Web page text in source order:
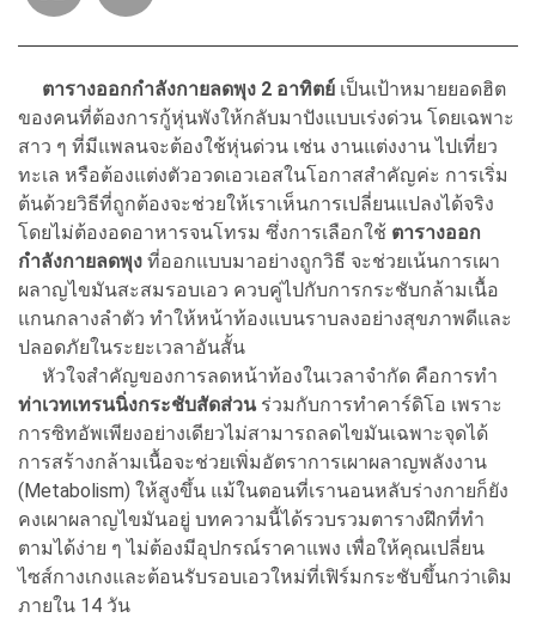
ตารางออกกำลังกายลดพุง 2 อาทิตย์ เป็นเป้าหมายยอดฮิต
ของคนที่ต้องการกู้หุ่นพังให้กลับมาปังแบบเร่งด่วน โดยเฉพาะ
สาว ๆ ที่มีแพลนจะต้องใช้หุ่นด่วน เช่น งานแต่งงาน ไปเที่ยว
ทะเล หรือต้องแต่งตัวอวดเอวเอสในโอกาสสำคัญค่ะ การเริ่ม
ต้นด้วยวิธีที่ถูกต้องจะช่วยให้เราเห็นการเปลี่ยนแปลงได้จริง
โดยไม่ต้องอดอาหารจนโทรม ซึ่งการเลือกใช้ ตารางออก
กำลังกายลดพุง ที่ออกแบบมาอย่างถูกวิธี จะช่วยเน้นการเผา
ผลาญไขมันสะสมรอบเอว ควบคู่ไปกับการกระชับกล้ามเนื้อ
แกนกลางลำตัว ทำให้หน้าท้องแบนราบลงอย่างสุขภาพดีและ
ปลอดภัยในระยะเวลาอันสั้น
หัวใจสำคัญของการลดหน้าท้องในเวลาจำกัด คือการทำ
ท่าเวทเทรนนิ่งกระชับสัดส่วน ร่วมกับการทำคาร์ดิโอ เพราะ
การซิทอัพเพียงอย่างเดียวไม่สามารถลดไขมันเฉพาะจุดได้
การสร้างกล้ามเนื้อจะช่วยเพิ่มอัตราการเผาผลาญพลังงาน
(Metabolism) ให้สูงขึ้น แม้ในตอนที่เรานอนหลับร่างกายก็ยัง
คงเผาผลาญไขมันอยู่ บทความนี้ได้รวบรวมตารางฝึกที่ทำ
ตามได้ง่าย ๆ ไม่ต้องมีอุปกรณ์ราคาแพง เพื่อให้คุณเปลี่ยน
ไซส์กางเกงและต้อนรับรอบเอวใหม่ที่เฟิร์มกระชับขึ้นกว่าเดิม
ภายใน 14 วัน